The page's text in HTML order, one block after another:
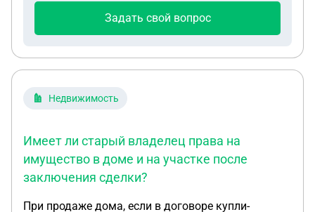
ознакомления с имуществом: Согласно условиям
имущества: Обременение: залог, арест Условия
Вопрос если выиграю аукцион возможно будет
Задать свой вопрос
Недвижимость
Имеет ли старый владелец права на
имущество в доме и на участке после
заключения сделки?
При продаже дома, если в договоре купли-